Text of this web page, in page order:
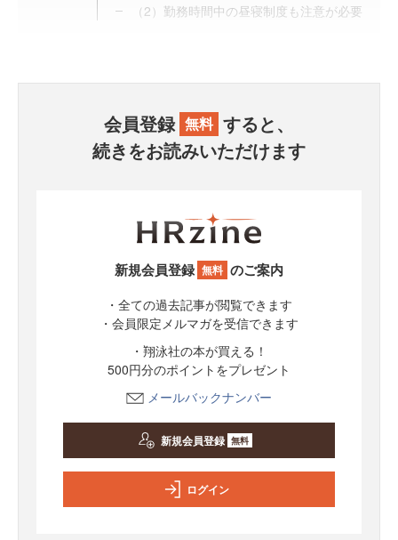
（2）勤務時間中の昼寝制度も注意が必要
会員登録 無料 すると、
続きをお読みいただけます
新規会員登録 無料 のご案内
・全ての過去記事が閲覧できます
・会員限定メルマガを受信できます
・翔泳社の本が買える！
500円分のポイントをプレゼント
メールバックナンバー
新規会員登録 無料
ログイン